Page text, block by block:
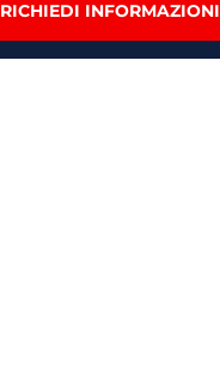
RICHIEDI INFORMAZIONI